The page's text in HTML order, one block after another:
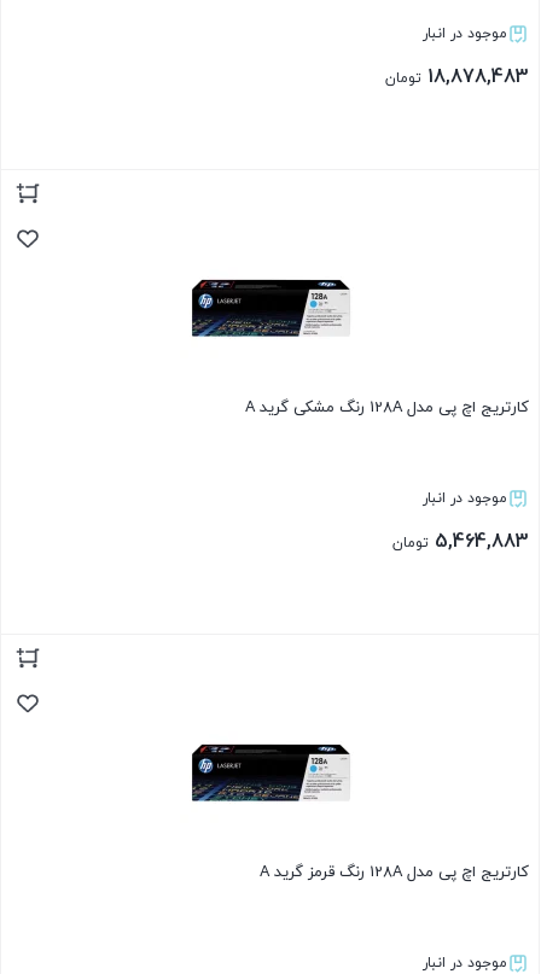
موجود در انبار
18,878,483 تومان
کارتریج اچ پی مدل 128A رنگ مشکی گرید A
موجود در انبار
5,464,883 تومان
کارتریج اچ پی مدل 128A رنگ قرمز گرید A
موجود در انبار